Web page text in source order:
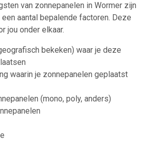
van zonnepanelen in Wormer zijn
aantal bepalende factoren. Deze
jou onder elkaar.
bekeken) waar je deze
waarin je zonnepanelen geplaatst
(mono, poly, anders)